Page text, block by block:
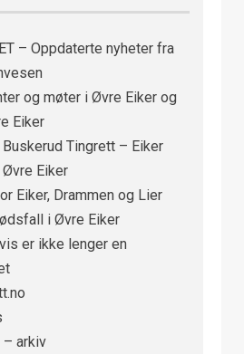
– Oppdaterte nyheter fra
og møter i Øvre Eiker og
Eiker
Tingrett – Eiker
Eiker
Eiker, Drammen og Lier
i Øvre Eiker
er ikke lenger en
– arkiv